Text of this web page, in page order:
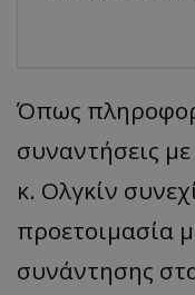
Όπως
συναντήσεις
κ. Ολγκίν
προετοιμασία
συνάντησης